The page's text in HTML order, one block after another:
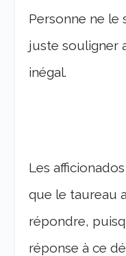
Personne ne le
juste souligner
inégal.
Les
que le taureau
répondre,
réponse à ce